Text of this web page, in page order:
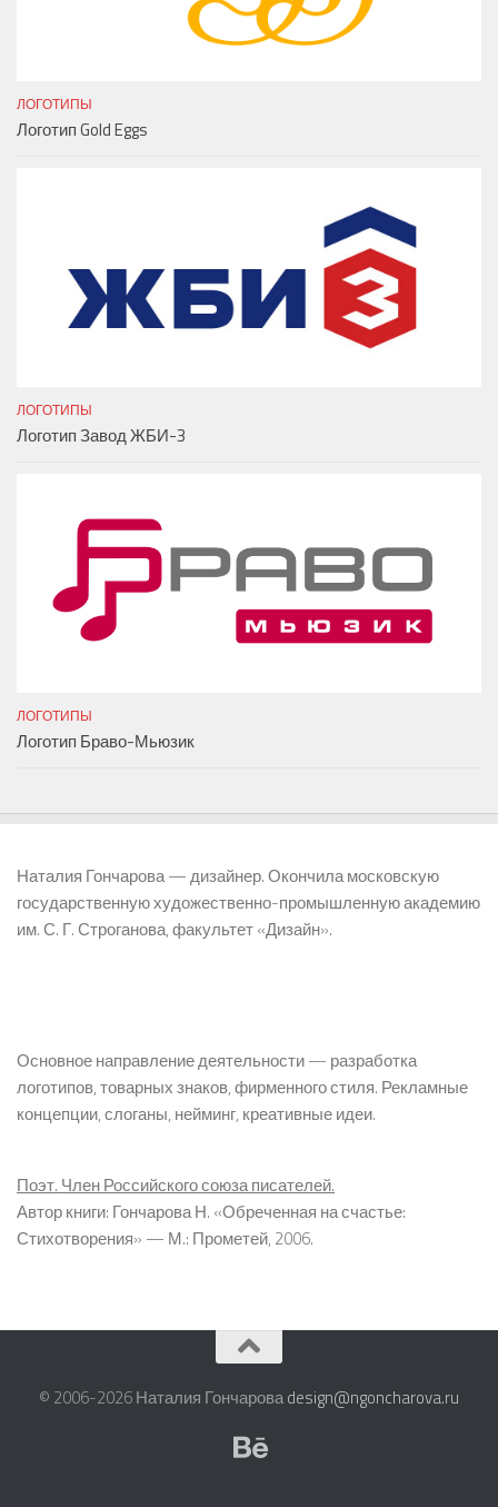
ЛОГОТИПЫ
Логотип Gold Eggs
ЛОГОТИПЫ
Логотип Завод ЖБИ-3
ЛОГОТИПЫ
Логотип Браво-Мьюзик
Наталия Гончарова — дизайнер. Окончила московскую
государственную художественно-промышленную академию
им. С. Г. Строганова, факультет «Дизайн».
Основное направление деятельности — разработка
логотипов, товарных знаков, фирменного стиля. Рекламные
концепции, слоганы, нейминг, креативные идеи.
Поэт. Член Российского союза писателей.
Автор книги: Гончарова Н. «Обреченная на счастье:
Стихотворения» — М.: Прометей, 2006.
© 2006-2026 Наталия Гончароваdesign@ngoncharova.ru